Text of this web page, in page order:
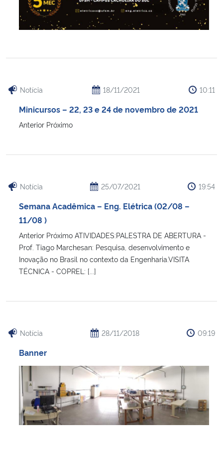
Secretaria de Governo
Planalto
Notícia 18/11/2021 10:11
Minicursos – 22, 23 e 24 de novembro de 2021
Anterior Próximo
Notícia 25/07/2021 19:54
Semana Acadêmica – Eng. Elétrica (02/08 –
11/08 )
Anterior Próximo ATIVIDADES:PALESTRA DE ABERTURA -
Prof. Tiago Marchesan: Pesquisa, desenvolvimento e
Inovação no Brasil no contexto da Engenharia.VISITA
TÉCNICA - COPREL: [...]
Notícia 28/11/2018 09:19
Banner